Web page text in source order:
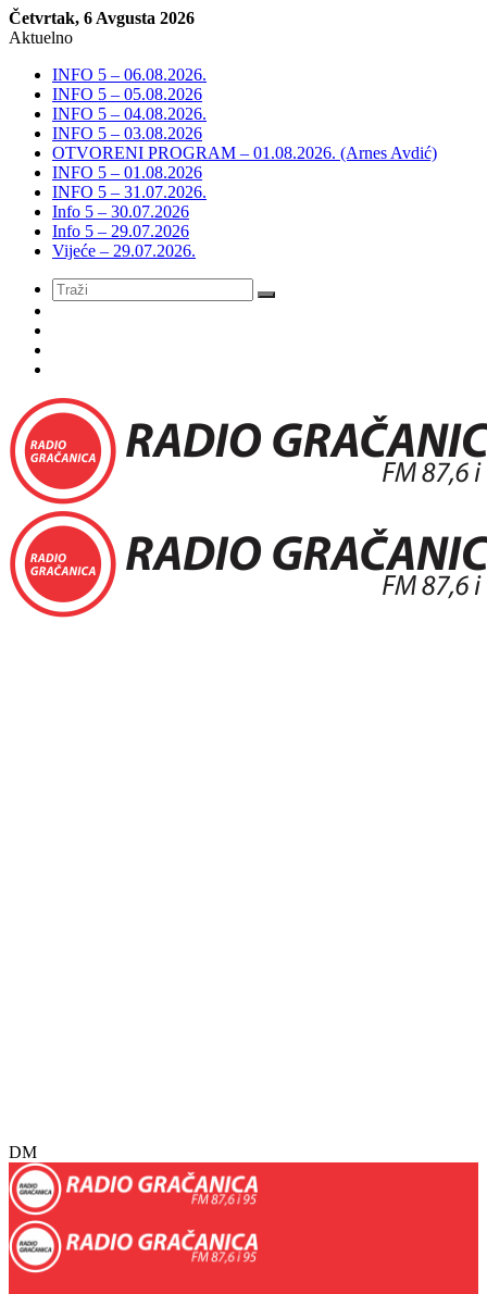
Četvrtak, 6 Avgusta 2026
Aktuelno
INFO 5 – 06.08.2026.
INFO 5 – 05.08.2026
INFO 5 – 04.08.2026.
INFO 5 – 03.08.2026
OTVORENI PROGRAM – 01.08.2026. (Arnes Avdić)
INFO 5 – 01.08.2026
INFO 5 – 31.07.2026.
Info 5 – 30.07.2026
Info 5 – 29.07.2026
Vijeće – 29.07.2026.
Meni
DM